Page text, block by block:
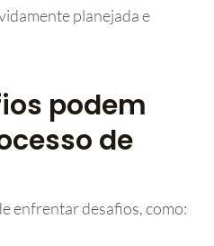
planejada e
podem
de
enfrentar desafios, como: